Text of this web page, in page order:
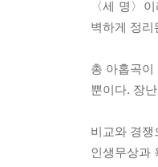
〈세 명〉
벽하게 정리
총 아홉곡
뿐이다. 장
비교와 경쟁
인생무상과